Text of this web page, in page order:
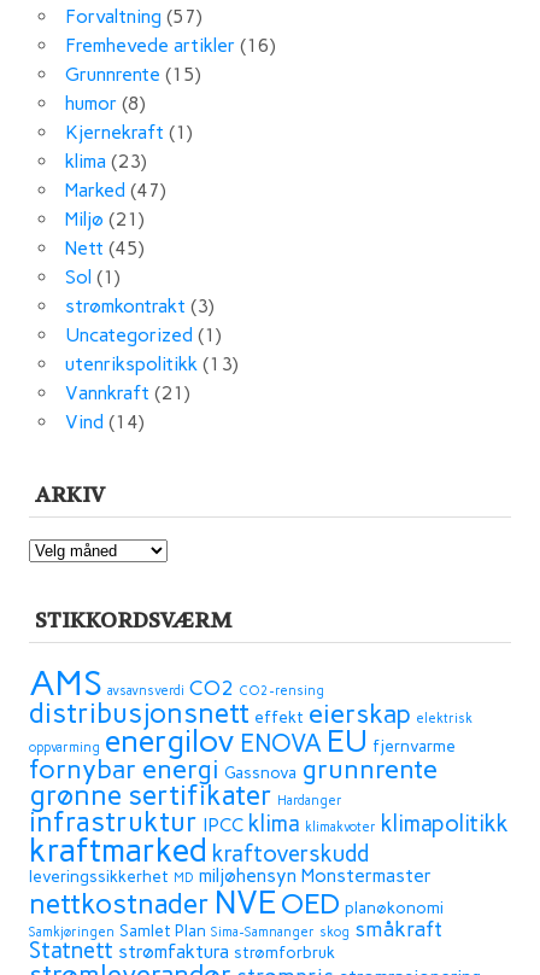
Forvaltning (57)
Fremhevede artikler (16)
Grunnrente (15)
humor (8)
Kjernekraft (1)
klima (23)
Marked (47)
Miljø (21)
Nett (45)
Sol (1)
strømkontrakt (3)
Uncategorized (1)
utenrikspolitikk (13)
Vannkraft (21)
Vind (14)
ARKIV
ARKIV
STIKKORDSVÆRM
AMS avsavnsverdi CO2 CO2-rensing
distribusjonsnett effekt eierskap elektrisk
oppvarming energilov ENOVA EU fjernvarme
fornybar energi Gassnova grunnrente
grønne sertifikater Hardanger
infrastruktur IPCC klima klimakvoter klimapolitikk
kraftmarked kraftoverskudd
leveringssikkerhet MD miljøhensyn Monstermaster
nettkostnader NVE OED planøkonomi
Samkjøringen Samlet Plan Sima-Samnanger skog småkraft
Statnett strømfaktura strømforbruk